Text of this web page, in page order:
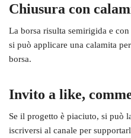
Chiusura con
La borsa risulta semirigida e
si può applicare una calamita
borsa.
Invito a like,
Se il progetto è piaciuto, si può
iscriversi al canale per